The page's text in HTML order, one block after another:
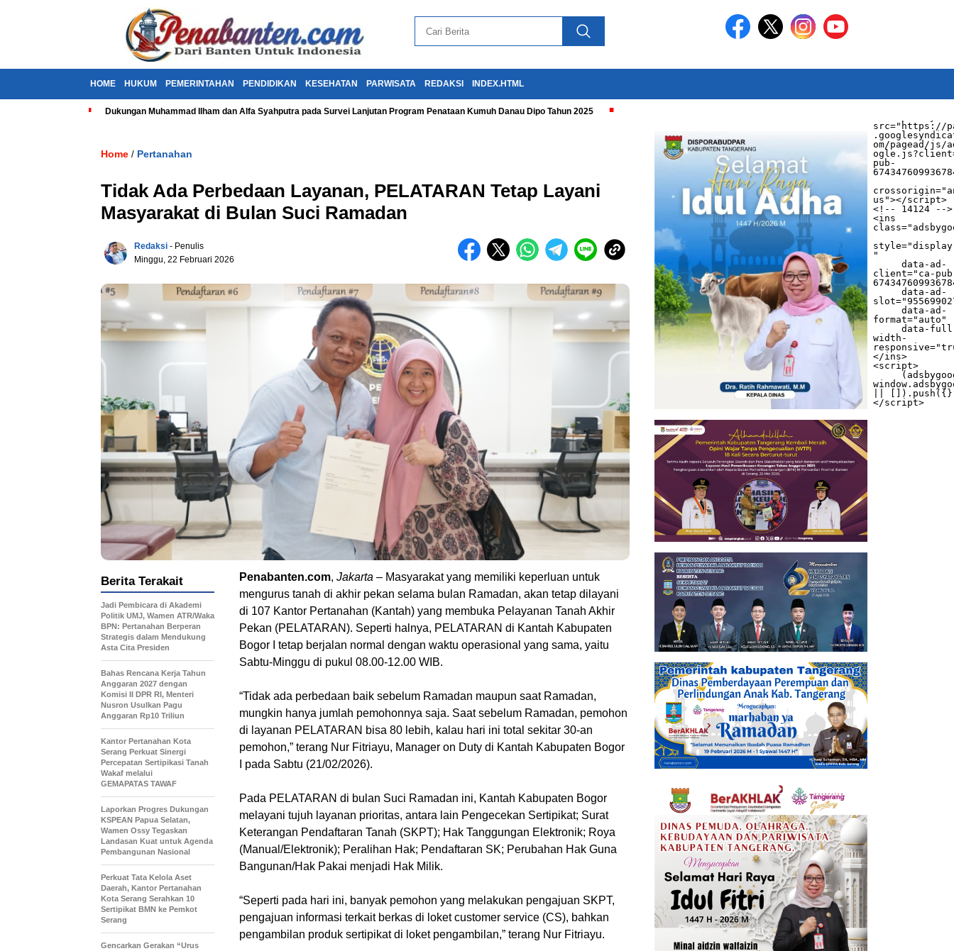
HOME HUKUM PEMERINTAHAN PENDIDIKAN KESEHATAN PARWISATA REDAKSI INDEX.HTML
Dukungan Muhammad Ilham dan Alfa Syahputra pada Survei Lanjutan Program Penataan Kumuh Danau Dipo Tahun 2025
src="https://
om/pagead/js/
pub-
us"></script>
<!-- 14124 -->
<ins
"
     data-ad-
client="ca-
     data-ad-
     data-ad-
format="auto"
     data-full-
width-
</ins>
<script>
||
</script>
Home / Pertanahan
Tidak Ada Perbedaan Layanan, PELATARAN Tetap Layani
Masyarakat di Bulan Suci Ramadan
Redaksi - Penulis
Minggu, 22 Februari 2026
Penabanten.com, Jakarta – Masyarakat yang memiliki keperluan untuk
mengurus tanah di akhir pekan selama bulan Ramadan, akan tetap dilayani
di 107 Kantor Pertanahan (Kantah) yang membuka Pelayanan Tanah Akhir
Pekan (PELATARAN). Seperti halnya, PELATARAN di Kantah Kabupaten
Bogor I tetap berjalan normal dengan waktu operasional yang sama, yaitu
Sabtu-Minggu di pukul 08.00-12.00 WIB.
“Tidak ada perbedaan baik sebelum Ramadan maupun saat Ramadan,
mungkin hanya jumlah pemohonnya saja. Saat sebelum Ramadan, pemohon
di layanan PELATARAN bisa 80 lebih, kalau hari ini total sekitar 30-an
pemohon,” terang Nur Fitriayu, Manager on Duty di Kantah Kabupaten Bogor
I pada Sabtu (21/02/2026).
Pada PELATARAN di bulan Suci Ramadan ini, Kantah Kabupaten Bogor
melayani tujuh layanan prioritas, antara lain Pengecekan Sertipikat; Surat
Keterangan Pendaftaran Tanah (SKPT); Hak Tanggungan Elektronik; Roya
(Manual/Elektronik); Peralihan Hak; Pendaftaran SK; Perubahan Hak Guna
Bangunan/Hak Pakai menjadi Hak Milik.
“Seperti pada hari ini, banyak pemohon yang melakukan pengajuan SKPT,
pengajuan informasi terkait berkas di loket customer service (CS), bahkan
pengambilan produk sertipikat di loket pengambilan,” terang Nur Fitriayu.
Berita Terakait
Jadi Pembicara di Akademi
Politik UMJ, Wamen ATR/Waka
BPN: Pertanahan Berperan
Strategis dalam Mendukung
Asta Cita Presiden
Bahas Rencana Kerja Tahun
Anggaran 2027 dengan
Komisi II DPR RI, Menteri
Nusron Usulkan Pagu
Anggaran Rp10 Triliun
Kantor Pertanahan Kota
Serang Perkuat Sinergi
Percepatan Sertipikasi Tanah
Wakaf melalui
GEMAPATAS TAWAF
Laporkan Progres Dukungan
KSPEAN Papua Selatan,
Wamen Ossy Tegaskan
Landasan Kuat untuk Agenda
Pembangunan Nasional
Perkuat Tata Kelola Aset
Daerah, Kantor Pertanahan
Kota Serang Serahkan 10
Sertipikat BMN ke Pemkot
Serang
Gencarkan Gerakan “Urus